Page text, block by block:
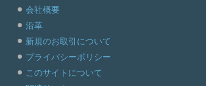
会社概要
沿革
新規のお取引について
プライバシーポリシー
このサイトについて